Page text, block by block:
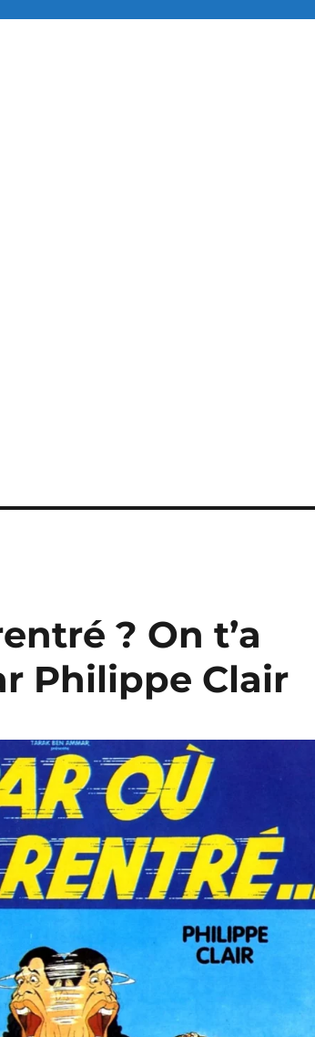
? On t’a
Philippe Clair